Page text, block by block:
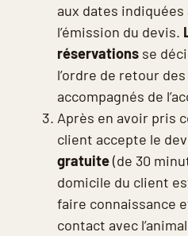
aux dates
l’émission du devis.
réservations se
l’ordre de retour
accompagnés de
Après en avoir pris
client accepte le
gratuite(de 30
domicile du client
faire connaissance
contact avec